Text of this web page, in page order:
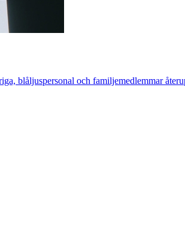
blåljuspersonal och familjemedlemmar